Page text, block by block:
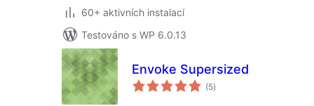
60+ aktivních instalací
Testováno s WP 6.0.13
Envoke Supersized
(5celkové
hodnocení
)